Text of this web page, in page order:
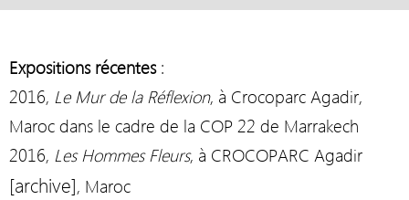
Expositions récentes:
2016, Le Mur de la Réflexion, à Crocoparc Agadir,
Maroc dans le cadre de la COP 22 de Marrakech
2016, Les Hommes Fleurs, à CROCOPARC Agadir
[archive], Maroc